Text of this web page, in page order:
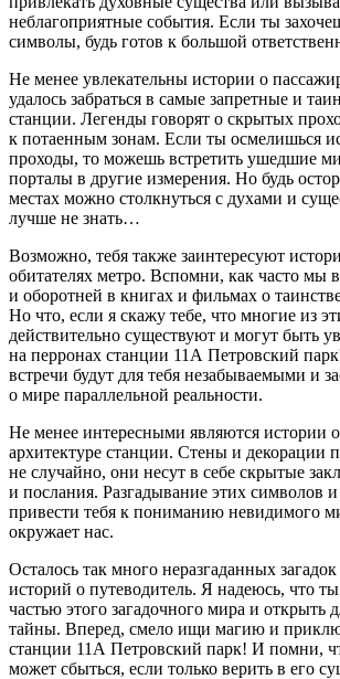
неблагоприятные события. Если ты
символы, будь готов к большой
Не менее увлекательны истории о
удалось забраться в самые запретные и
станции. Легенды говорят о скрытых
к потаенным зонам. Если ты осмелишься
проходы, то можешь встретить ушедшие
порталы в другие измерения. Но будь
местах можно столкнуться с духами и
лучше не знать…
Возможно, тебя также заинтересуют
обитателях метро. Вспомни, как часто мы
и оборотней в книгах и фильмах о
Но что, если я скажу тебе, что многие из
действительно существуют и могут быть
на перронах станции 11А Петровский
встречи будут для тебя незабываемыми и
о мире параллельной реальности.
Не менее интересными являются истории
архитектуре станции. Стены и декорации
не случайно, они несут в себе скрытые
и послания. Разгадывание этих символов
привести тебя к пониманию невидимого
окружает нас.
Осталось так много неразгаданных
историй о путеводитель. Я надеюсь, что
частью этого загадочного мира и открыть
тайны. Вперед, смело ищи магию и
станции 11А Петровский парк! И помни,
может сбыться, если только верить в его